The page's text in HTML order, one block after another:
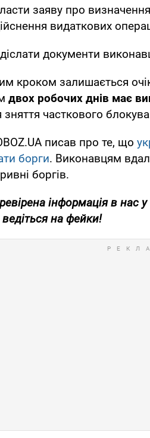
заяву про
видаткових
документи
кроком залишається
двох робочих днів має
зняття часткового
писав про те, що
борги. Виконавцям
боргів.
інформація в нас у
на фейки!